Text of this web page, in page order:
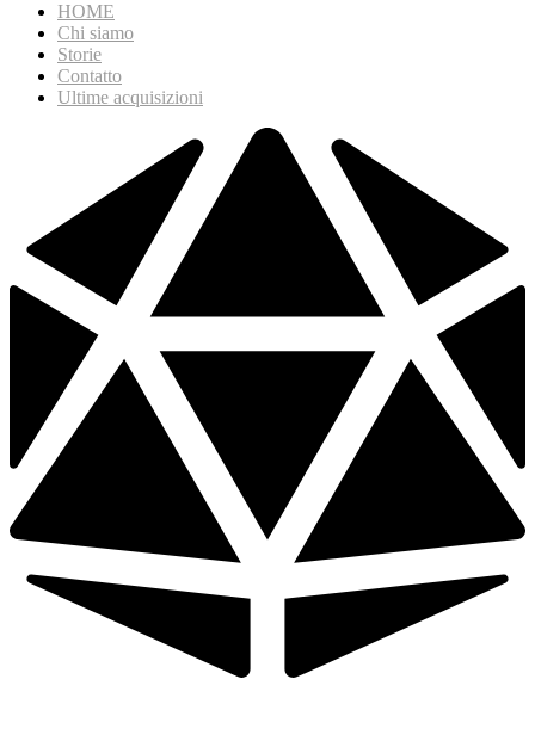
HOME
Chi siamo
Storie
Contatto
Ultime acquisizioni